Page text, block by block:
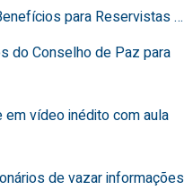
para Reservistas …
do Conselho de Paz para
em vídeo inédito com aula
de vazar informações